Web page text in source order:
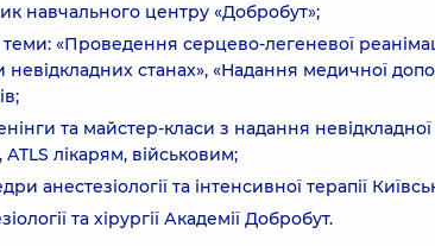
навчального центру «Добробут»;
«Проведення серцево-легеневої
станах», «Надання медичної
та майстер-класи з надання
лікарям, військовим;
анестезіології та інтенсивної терапії
та хірургії Академії Добробут.